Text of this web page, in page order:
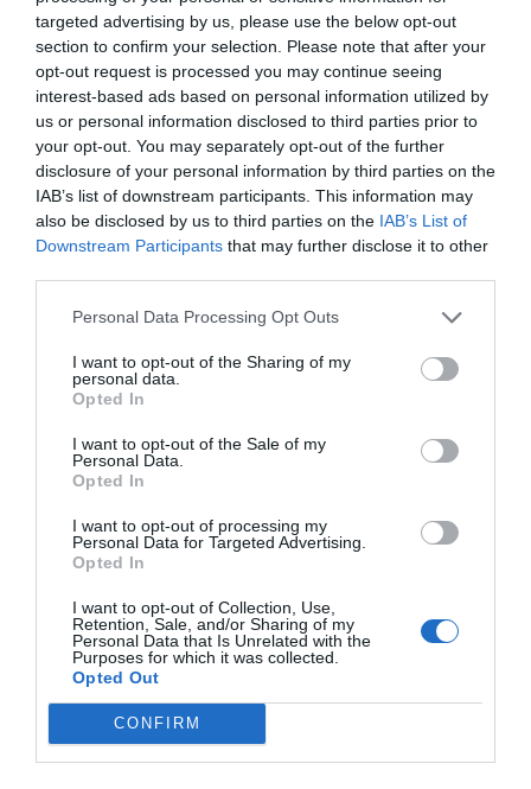
targeted advertising by us, please use the below opt-out
section to confirm your selection. Please note that after your
opt-out request is processed you may continue seeing
interest-based ads based on personal information utilized by
us or personal information disclosed to third parties prior to
your opt-out. You may separately opt-out of the further
disclosure of your personal information by third parties on the
IAB’s list of downstream participants. This information may
also be disclosed by us to third parties on the IAB’s List of
Downstream Participants that may further disclose it to other
Personal Data Processing Opt Outs
I want to opt-out of the Sharing of my
personal data.
Opted In
I want to opt-out of the Sale of my
Personal Data.
Opted In
I want to opt-out of processing my
Personal Data for Targeted Advertising.
Opted In
I want to opt-out of Collection, Use,
Retention, Sale, and/or Sharing of my
Personal Data that Is Unrelated with the
Purposes for which it was collected.
Opted Out
CONFIRM
Nokia, Ericsson... Huawei: lo que importan
son las patentes
Eulogio López
Isabel Pantoja pierde dos pleitos
con Hacienda por 700.000
euros... suma y sigue
El IBEX 35 cerró la sesión del
miércoles en los 20.057 puntos,
un nuevo récord
Eulogio López
Argumentos